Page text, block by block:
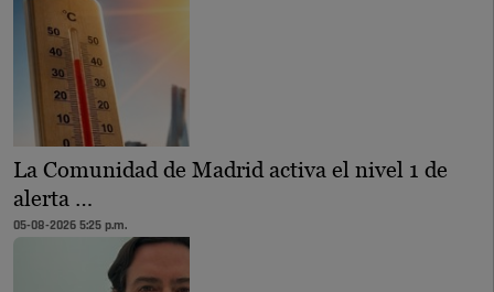
La Comunidad de Madrid activa el nivel 1 de
alerta …
05-08-2026 5:25 p.m.